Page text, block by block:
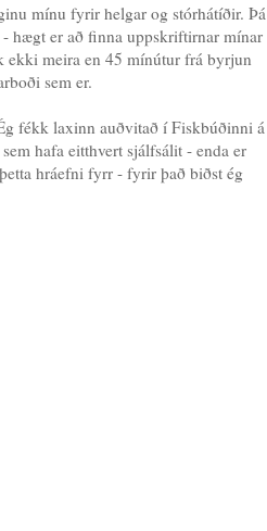
mínu fyrir helgar og stórhátíðir. Þá
hægt er að finna uppskriftirnar mínar
ekki meira en 45 mínútur frá byrjun
sem er.
fékk laxinn auðvitað í Fiskbúðinni á
hafa eitthvert sjálfsálit - enda er
hráefni fyrr - fyrir það biðst ég